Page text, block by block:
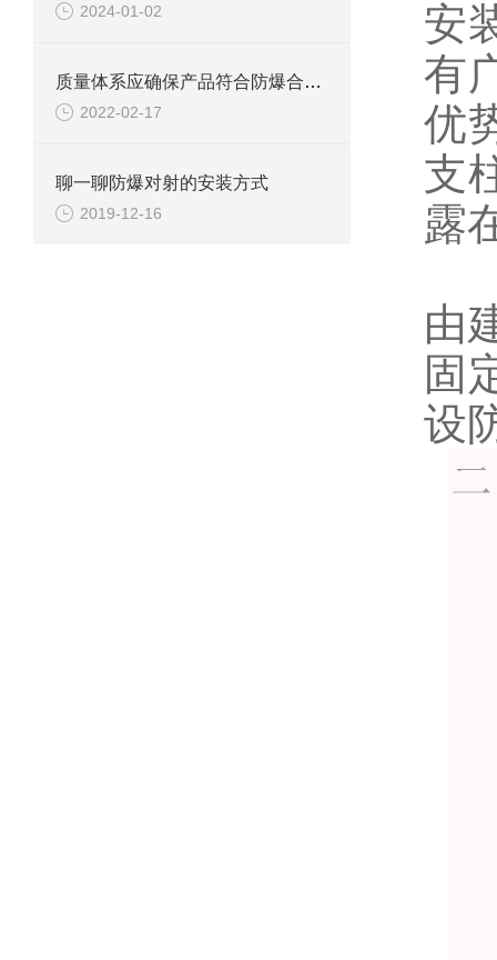
2024-01-02
质量体系应确保产品符合防爆合格证和技术文件规定的防爆型式。
2022-02-17
聊一聊防爆对射的安装方式
2019-12-16
安
有
优
支
露
由
固
设